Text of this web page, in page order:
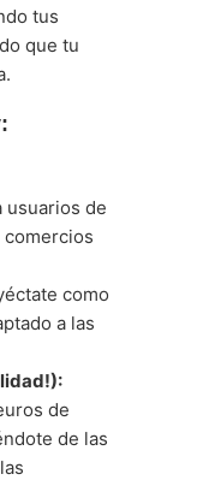
tus
que tu
usuarios de
como
a las
de
de las